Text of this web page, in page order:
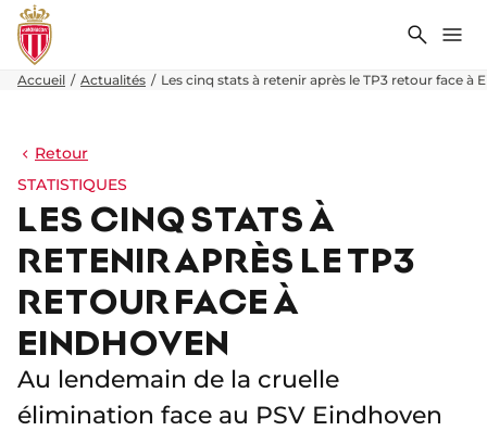
Accueil Actualités Les cinq stats à retenir après le TP3 retour face à
Retour
STATISTIQUES
LES CINQ STATS À
RETENIR APRÈS LE TP3
RETOUR FACE À
EINDHOVEN
Au lendemain de la cruelle
élimination face au PSV Eindhoven